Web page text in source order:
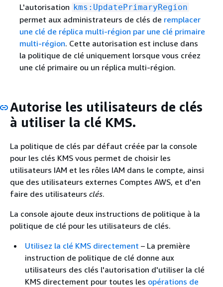
L'autorisation kms:UpdatePrimaryRegion
permet aux administrateurs de clés de remplacer
une clé de réplica multi-région par une clé primaire
multi-région. Cette autorisation est incluse dans
la politique de clé uniquement lorsque vous créez
une clé primaire ou un réplica multi-région.
Autorise les utilisateurs de clés
à utiliser la clé KMS.
La politique de clés par défaut créée par la console
pour les clés KMS vous permet de choisir les
utilisateurs IAM et les rôles IAM dans le compte, ainsi
que des utilisateurs externes Comptes AWS, et d'en
faire des utilisateurs clés.
La console ajoute deux instructions de politique à la
politique de clé pour les utilisateurs de clés.
Utilisez la clé KMS directement – La première
instruction de politique de clé donne aux
utilisateurs des clés l'autorisation d'utiliser la clé
KMS directement pour toutes les opérations de